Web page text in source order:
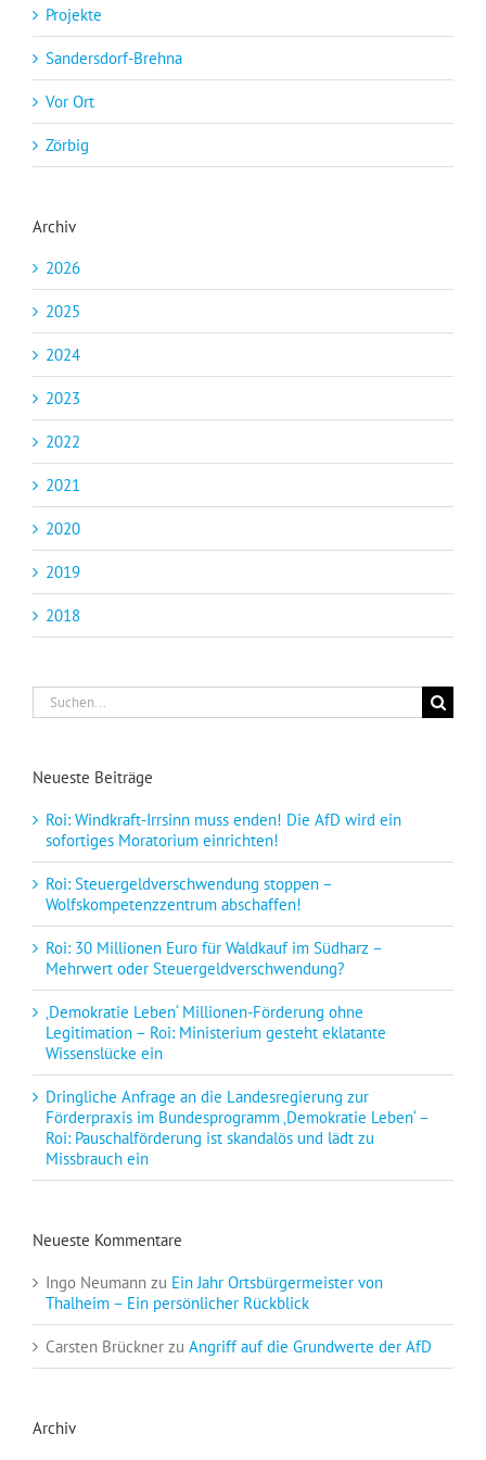
Projekte
Sandersdorf-Brehna
Vor Ort
Zörbig
Archiv
2026
2025
2024
2023
2022
2021
2020
2019
2018
Suche
nach:
Neueste Beiträge
Roi: Windkraft-Irrsinn muss enden! Die AfD wird ein
sofortiges Moratorium einrichten!
Roi: Steuergeldverschwendung stoppen –
Wolfskompetenzzentrum abschaffen!
Roi: 30 Millionen Euro für Waldkauf im Südharz –
Mehrwert oder Steuergeldverschwendung?
‚Demokratie Leben‘ Millionen-Förderung ohne
Legitimation – Roi: Ministerium gesteht eklatante
Wissenslücke ein
Dringliche Anfrage an die Landesregierung zur
Förderpraxis im Bundesprogramm ‚Demokratie Leben‘ –
Roi: Pauschalförderung ist skandalös und lädt zu
Missbrauch ein
Neueste Kommentare
Ingo Neumann zu Ein Jahr Ortsbürgermeister von
Thalheim – Ein persönlicher Rückblick
Carsten Brückner zu Angriff auf die Grundwerte der AfD
Archiv